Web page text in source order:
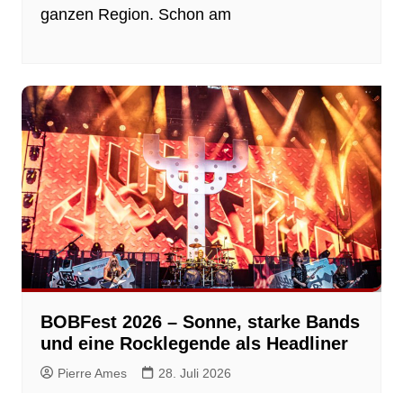
ganzen Region. Schon am
BOBFest 2026 – Sonne, starke Bands
und eine Rocklegende als Headliner
Pierre Ames 28. Juli 2026